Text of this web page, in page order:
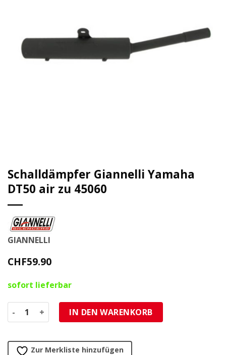
Schalldämpfer Giannelli Yamaha
DT50 air zu 45060
GIANNELLI
CHF59.90
sofort lieferbar
Schalldämpfer Giannelli Yamaha DT50 air zu 45060 Menge
IN DEN WARENKORB
Zur Merkliste hinzufügen